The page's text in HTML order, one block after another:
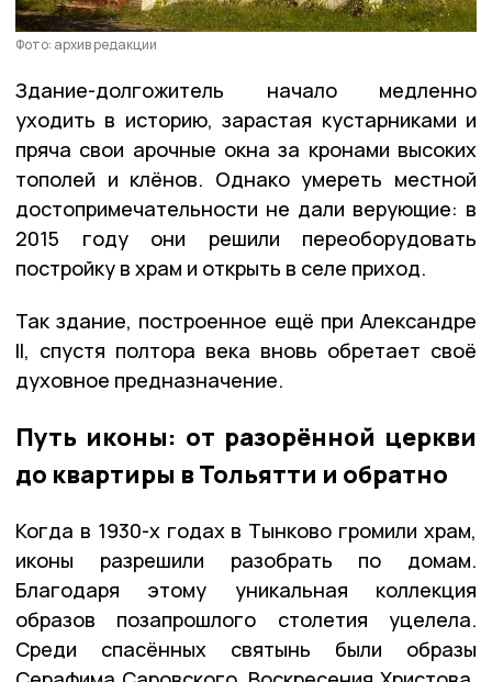
Фото: архив редакции
Здание-долгожитель начало медленно
уходить в историю, зарастая кустарниками и
пряча свои арочные окна за кронами высоких
тополей и клёнов. Однако умереть местной
достопримечательности не дали верующие: в
2015 году они решили переоборудовать
постройку в храм и открыть в селе приход.
Так здание, построенное ещё при Александре
II, спустя полтора века вновь обретает своё
духовное предназначение.
Путь иконы: от разорённой церкви
до квартиры в Тольятти и обратно
Когда в 1930-х годах в Тынково громили храм,
иконы разрешили разобрать по домам.
Благодаря этому уникальная коллекция
образов позапрошлого столетия уцелела.
Среди спасённых святынь были образы